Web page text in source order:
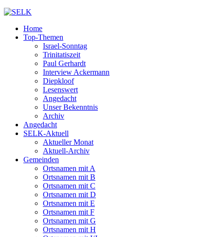
Home
Top-Themen
Israel-Sonntag
Trinitatiszeit
Paul Gerhardt
Interview Ackermann
Diepkloof
Lesenswert
Angedacht
Unser Bekenntnis
Archiv
Angedacht
SELK-Aktuell
Aktueller Monat
Aktuell-Archiv
Gemeinden
Ortsnamen mit A
Ortsnamen mit B
Ortsnamen mit C
Ortsnamen mit D
Ortsnamen mit E
Ortsnamen mit F
Ortsnamen mit G
Ortsnamen mit H